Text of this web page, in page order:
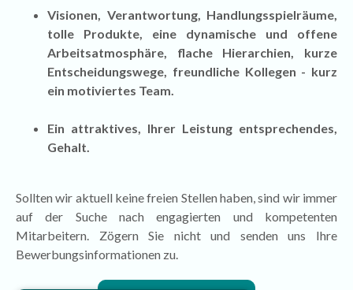
Visionen, Verantwortung, Handlungsspielräume,
tolle Produkte, eine dynamische und offene
Arbeitsatmosphäre, flache Hierarchien, kurze
Entscheidungswege, freundliche Kollegen - kurz
ein motiviertes Team.
Ein attraktives, Ihrer Leistung entsprechendes,
Gehalt.
Sollten wir aktuell keine freien Stellen haben, sind wir immer
auf der Suche nach engagierten und kompetenten
Mitarbeitern. Zögern Sie nicht und senden uns Ihre
Bewerbungsinformationen zu.